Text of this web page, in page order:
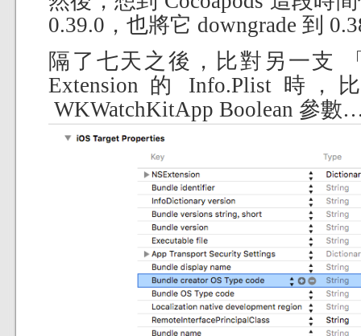
0.39.0，也將它 downgrade 到
隔了七天之後，比對另一支
Extension 的 Info.Plist 時
WKWatchKitApp Boolean 參數